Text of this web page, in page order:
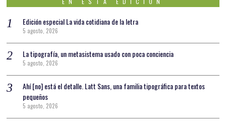
Edición especial La vida cotidiana de la letra
5 agosto, 2026
La tipografía, un metasistema usado con poca conciencia
5 agosto, 2026
Ahí [no] está el detalle. Latt Sans, una familia tipográfica para textos
pequeños
5 agosto, 2026